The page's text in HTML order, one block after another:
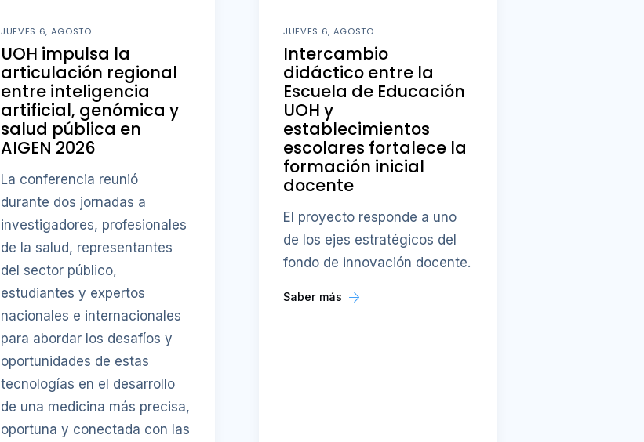
JUEVES 6, AGOSTO
UOH impulsa la
articulación regional
entre inteligencia
artificial, genómica y
salud pública en
AIGEN 2026
La conferencia reunió
durante dos jornadas a
investigadores, profesionales
de la salud, representantes
del sector público,
estudiantes y expertos
nacionales e internacionales
para abordar los desafíos y
oportunidades de estas
tecnologías en el desarrollo
de una medicina más precisa,
oportuna y conectada con las
JUEVES 6, AGOSTO
Intercambio
didáctico entre la
Escuela de Educación
UOH y
establecimientos
escolares fortalece la
formación inicial
docente
El proyecto responde a uno
de los ejes estratégicos del
fondo de innovación docente.
Saber más